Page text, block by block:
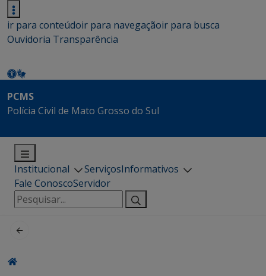
ir para conteúdoir para navegaçãoir para busca
Ouvidoria Transparência
PCMS
Polícia Civil de Mato Grosso do Sul
Institucional ServiçosInformativos
Fale ConoscoServidor
Pesquisar
por: